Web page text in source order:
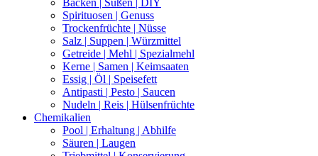
Backen | Süßen | DIY
Spirituosen | Genuss
Trockenfrüchte | Nüsse
Salz | Suppen | Würzmittel
Getreide | Mehl | Spezialmehl
Kerne | Samen | Keimsaaten
Essig | Öl | Speisefett
Antipasti | Pesto | Saucen
Nudeln | Reis | Hülsenfrüchte
Chemikalien
Pool | Erhaltung | Abhilfe
Säuren | Laugen